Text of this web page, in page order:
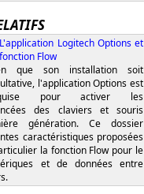
L'application Logitech Options et
Flow
que son installation soit
l'application Options est
pour activer les
des claviers et souris
génération. Ce dossier
caractéristiques proposées
la fonction Flow pour le
et de données entre